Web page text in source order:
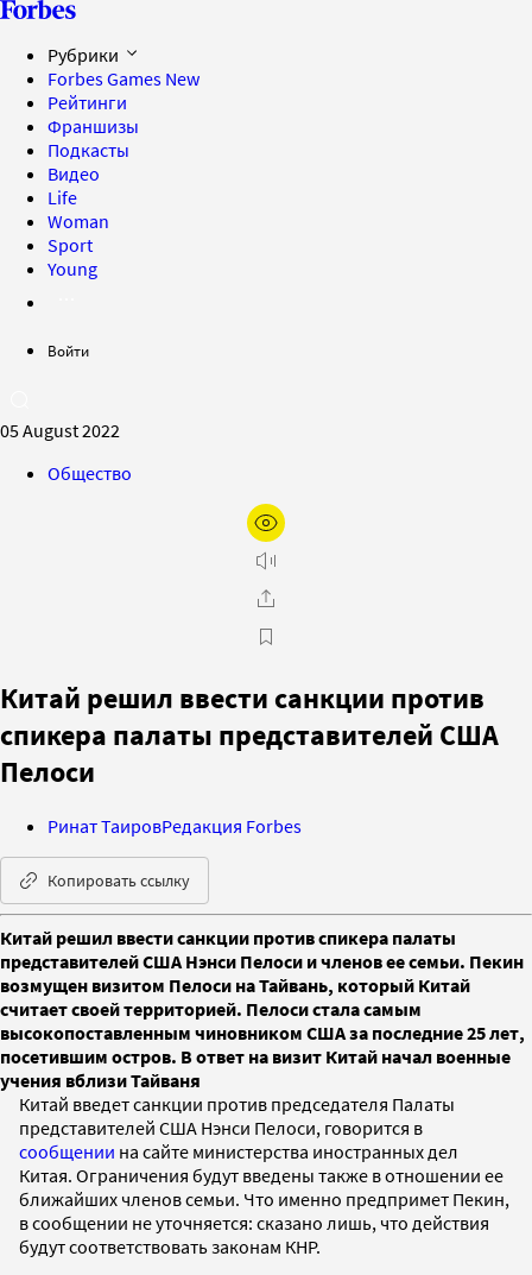
Рубрики
Forbes Games New
Рейтинги
Франшизы
Подкасты
Видео
Life
Woman
Sport
Young
Войти
05 August 2022
Общество
Китай решил ввести санкции против
спикера палаты представителей США
Пелоси
Ринат ТаировРедакция Forbes
Копировать ссылку
Китай решил ввести санкции против спикера палаты
представителей США Нэнси Пелоси и членов ее семьи. Пекин
возмущен визитом Пелоси на Тайвань, который Китай
считает своей территорией. Пелоси стала самым
высокопоставленным чиновником США за последние 25 лет,
посетившим остров. В ответ на визит Китай начал военные
учения вблизи Тайваня
Китай введет санкции против председателя Палаты
представителей США Нэнси Пелоси, говорится в
сообщении на сайте министерства иностранных дел
Китая. Ограничения будут введены также в отношении ее
ближайших членов семьи. Что именно предпримет Пекин,
в сообщении не уточняется: сказано лишь, что действия
будут соответствовать законам КНР.